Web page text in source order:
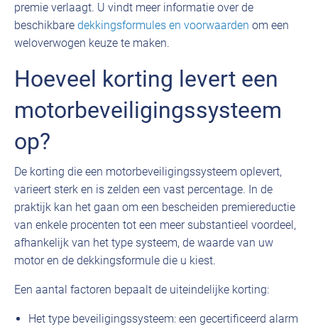
premie verlaagt. U vindt meer informatie over de
beschikbare dekkingsformules en voorwaarden om een
weloverwogen keuze te maken.
Hoeveel korting levert een
motorbeveiligingssysteem
op?
De korting die een motorbeveiligingssysteem oplevert,
varieert sterk en is zelden een vast percentage. In de
praktijk kan het gaan om een bescheiden premiereductie
van enkele procenten tot een meer substantieel voordeel,
afhankelijk van het type systeem, de waarde van uw
motor en de dekkingsformule die u kiest.
Een aantal factoren bepaalt de uiteindelijke korting:
Het type beveiligingssysteem: een gecertificeerd alarm